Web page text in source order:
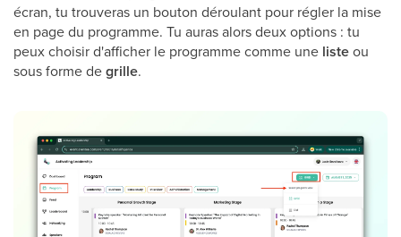
écran, tu trouveras un bouton déroulant pour régler la mise
en page du programme. Tu auras alors deux options : tu
peux choisir d'afficher le programme comme une listeou
sous forme degrille.